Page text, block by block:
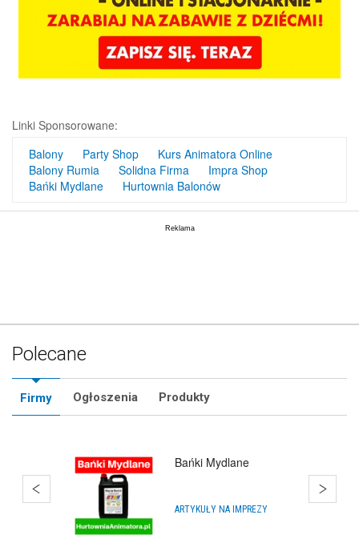
Linki Sponsorowane:
Balony
Party Shop
Kurs Animatora Online
Balony Rumia
Solidna Firma
Impra Shop
Bańki Mydlane
Hurtownia Balonów
Polecane
Firmy Ogłoszenia Produkty
Balony Rumia
ARTYKUŁY NA IMPREZY